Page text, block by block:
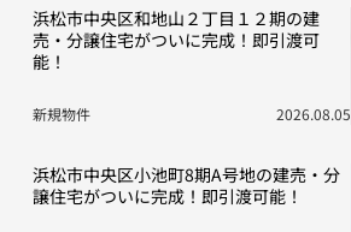
浜松市中央区和地山２丁目１２期の建
売・分譲住宅がついに完成！即引渡可
能！
新規物件 2026.08.05
浜松市中央区小池町8期A号地の建売・分
譲住宅がついに完成！即引渡可能！